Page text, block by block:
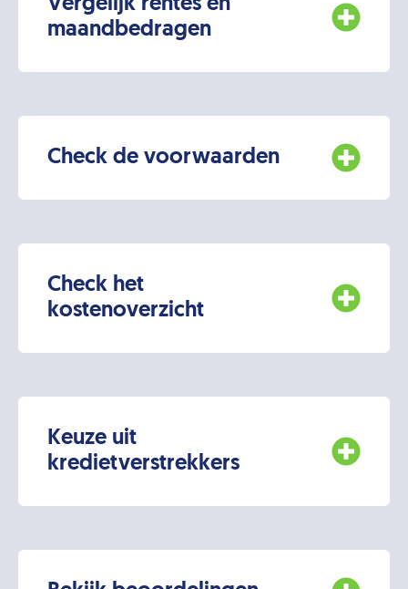
€ 375 p/m - Rente: 10,2%
Vergelijk rentes en
maandbedragen
Check de voorwaarden
Check het
kostenoverzicht
Keuze uit
kredietverstrekkers